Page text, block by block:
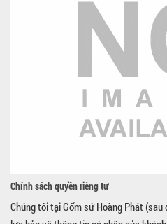
Chính sách quyền riêng tư
Chúng tôi tại Gốm sứ Hoàng Phát